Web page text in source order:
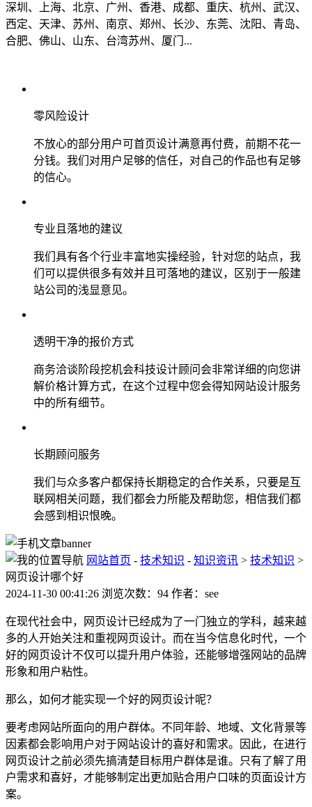
深圳、上海、北京、广州、香港、成都、重庆、杭州、武汉、
西定、天津、苏州、南京、郑州、长沙、东莞、沈阳、青岛、
合肥、佛山、山东、台湾苏州、厦门...
零风险设计
不放心的部分用户可首页设计满意再付费，前期不花一
分钱。我们对用户足够的信任，对自己的作品也有足够
的信心。
专业且落地的建议
我们具有各个行业丰富地实操经验，针对您的站点，我
们可以提供很多有效并且可落地的建议，区别于一般建
站公司的浅显意见。
透明干净的报价方式
商务洽谈阶段挖机会科技设计顾问会非常详细的向您讲
解价格计算方式，在这个过程中您会得知网站设计服务
中的所有细节。
长期顾问服务
我们与众多客户都保持长期稳定的合作关系，只要是互
联网相关问题，我们都会力所能及帮助您，相信我们都
会感到相识恨晚。
网站首页 - 技术知识 - 知识资讯 > 技术知识 >
网页设计哪个好
2024-11-30 00:41:26 浏览次数：94 作者：see
在现代社会中，网页设计已经成为了一门独立的学科，越来越
多的人开始关注和重视网页设计。而在当今信息化时代，一个
好的网页设计不仅可以提升用户体验，还能够增强网站的品牌
形象和用户粘性。
那么，如何才能实现一个好的网页设计呢？
要考虑网站所面向的用户群体。不同年龄、地域、文化背景等
因素都会影响用户对于网站设计的喜好和需求。因此，在进行
网页设计之前必须先搞清楚目标用户群体是谁。只有了解了用
户需求和喜好，才能够制定出更加贴合用户口味的页面设计方
案。